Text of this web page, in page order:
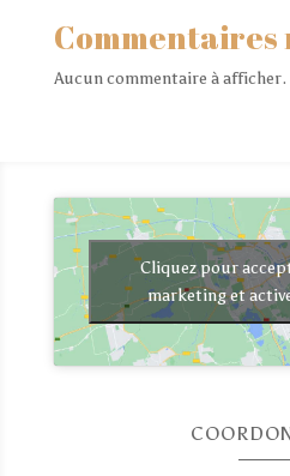
Commentaires
Aucun commentaire à afficher.
Cliquez pour
marketing et